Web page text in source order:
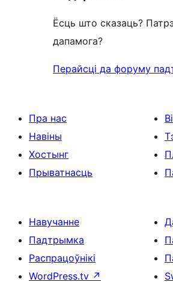
Ёсць што сказаць?
дапамога?
Перайсці да форуму
Пра нас
Навіны
Хостынг
Прыватнасць
Навучанне
Падтрымка
Распрацоўнікі
WordPress.tv ↗